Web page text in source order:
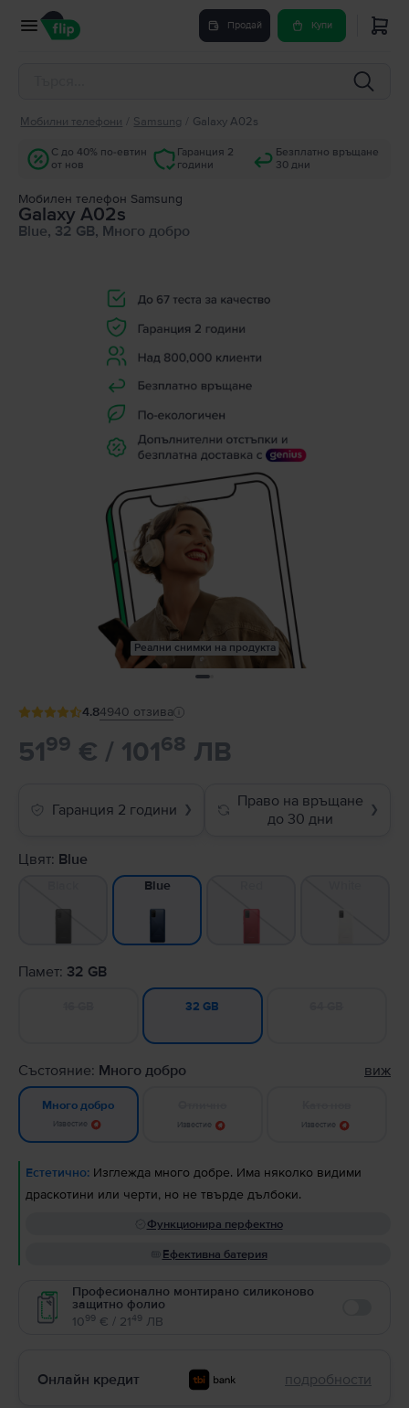
Продай Купи
Мобилни телефони Samsung Galaxy A02s
С до 40% по-евтин
от нов
Гаранция 2
години
Безплатно връщане
30 дни
Мобилен телефон Samsung
Galaxy A02s
Blue, 32 GB, Много добро
Реални снимки на продукта
4.84940 отзива
5199 € / 10168 ЛВ
Гаранция 2 години ❯
Право на връщане
до 30 дни
❯
Цвят: Blue
Blue
Памет: 32 GB
32 GB
Състояние: Много добро виж
Много добро
Известие Известие Известие
Естетично: Изглежда много добре. Има няколко видими
драскотини или черти, но не твърде дълбоки.
Функционира перфектно
Ефективна батерия
Професионално монтирано силиконово
защитно фолио
1099 € / 2149 ЛВ
Онлайн кредит подробности